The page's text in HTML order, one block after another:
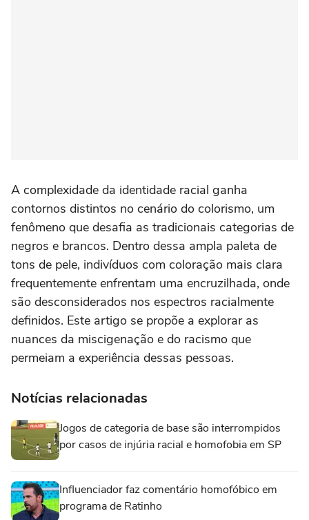
A complexidade da identidade racial ganha
contornos distintos no cenário do colorismo, um
fenômeno que desafia as tradicionais categorias de
negros e brancos. Dentro dessa ampla paleta de
tons de pele, indivíduos com coloração mais clara
frequentemente enfrentam uma encruzilhada, onde
são desconsiderados nos espectros racialmente
definidos. Este artigo se propõe a explorar as
nuances da miscigenação e do racismo que
permeiam a experiência dessas pessoas.
Notícias relacionadas
Jogos de categoria de base são interrompidos
por casos de injúria racial e homofobia em SP
Influenciador faz comentário homofóbico em
programa de Ratinho